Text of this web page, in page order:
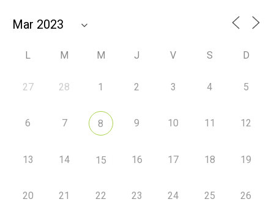
L M M J V S D
27 28 1 2 3 4 5
6 7 8 9 10 11 12
13 14 15 16 17 18 19
20 21 22 23 24 25 26